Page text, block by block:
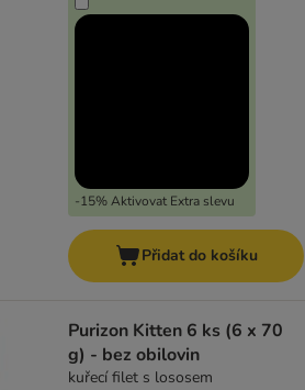
-15% Aktivovat Extra slevu
Přidat do košíku
Purizon Kitten 6 ks (6 x 70
g) - bez obilovin
kuřecí filet s lososem